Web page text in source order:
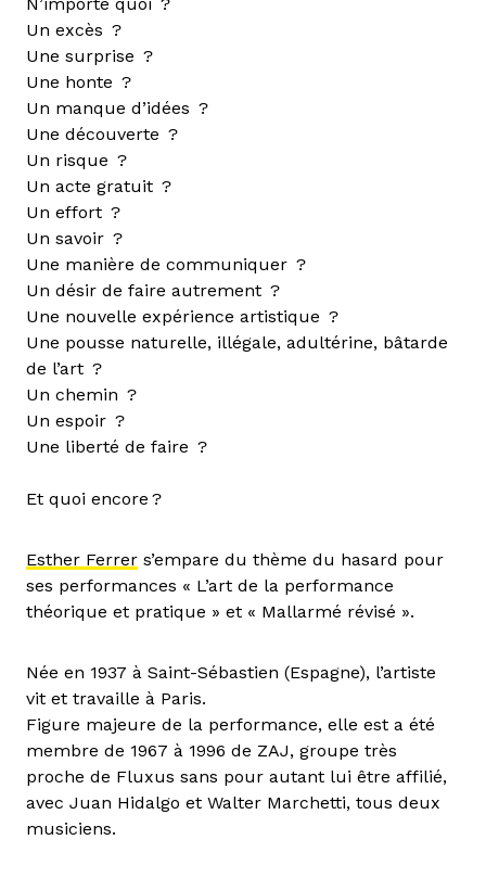
Un excès ?
Une surprise ?
Une honte ?
Un manque d’idées ?
Une découverte ?
Un risque ?
Un acte gratuit ?
Un effort ?
Un savoir ?
Une manière de communiquer ?
Un désir de faire autrement ?
Une nouvelle expérience artistique ?
Une pousse naturelle, illégale, adultérine, bâtarde
de l’art ?
Un chemin ?
Un espoir ?
Une liberté de faire ?
Et quoi encore ?
Esther Ferrer s’empare du thème du hasard pour
ses performances « L’art de la performance
théorique et pratique » et « Mallarmé révisé ».
Née en 1937 à Saint-Sébastien (Espagne), l’artiste
vit et travaille à Paris.
Figure majeure de la performance, elle est a été
membre de 1967 à 1996 de ZAJ, groupe très
proche de Fluxus sans pour autant lui être affilié,
avec Juan Hidalgo et Walter Marchetti, tous deux
musiciens.